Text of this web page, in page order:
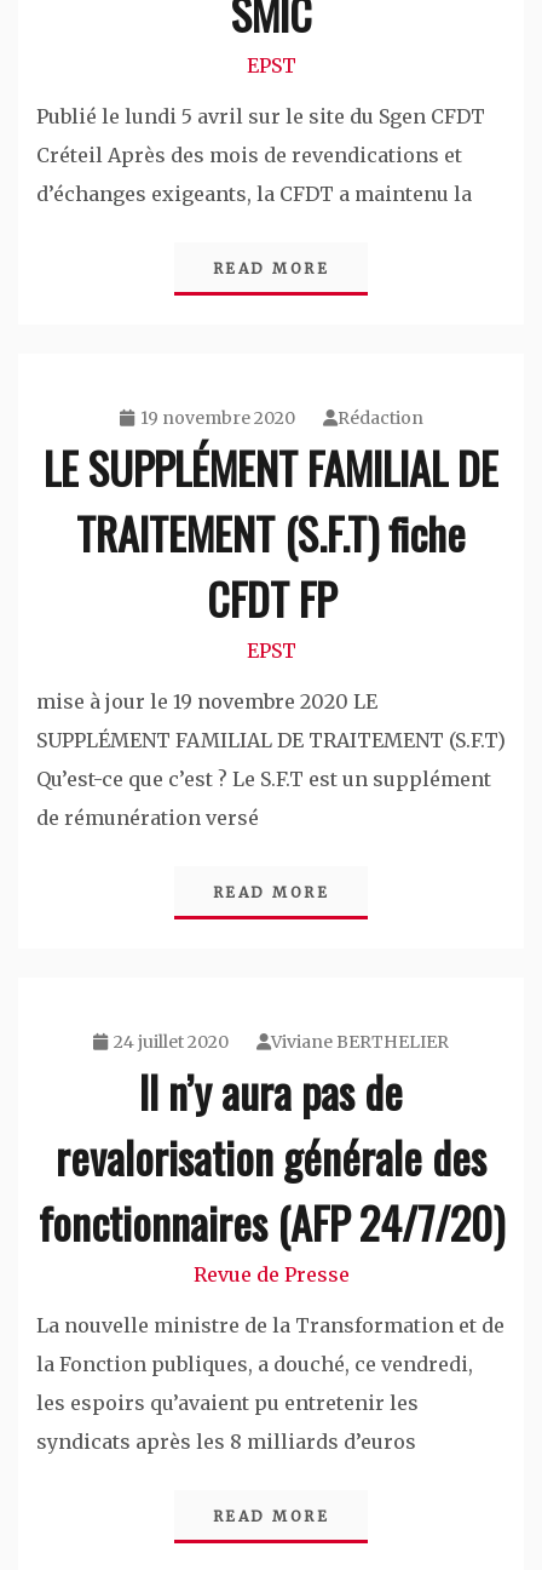
SMIC
EPST
Publié le lundi 5 avril sur le site du Sgen CFDT
Créteil Après des mois de revendications et
d’échanges exigeants, la CFDT a maintenu la
READ MORE
19 novembre 2020 Rédaction
LE SUPPLÉMENT FAMILIAL DE
TRAITEMENT (S.F.T) fiche
CFDT FP
EPST
mise à jour le 19 novembre 2020 LE
SUPPLÉMENT FAMILIAL DE TRAITEMENT (S.F.T)
Qu’est-ce que c’est ? Le S.F.T est un supplément
de rémunération versé
READ MORE
24 juillet 2020 Viviane BERTHELIER
Il n’y aura pas de
revalorisation générale des
fonctionnaires (AFP 24/7/20)
Revue de Presse
La nouvelle ministre de la Transformation et de
la Fonction publiques, a douché, ce vendredi,
les espoirs qu’avaient pu entretenir les
syndicats après les 8 milliards d’euros
READ MORE